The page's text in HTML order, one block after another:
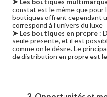
➤ Les boutiques
constat est le même que pour
boutiques offrent cependant
correspond à l’univers du luxe
➤ Les boutiques en propre :
seule présente, et il est
comme on le désire. Le
de distribution en propre est